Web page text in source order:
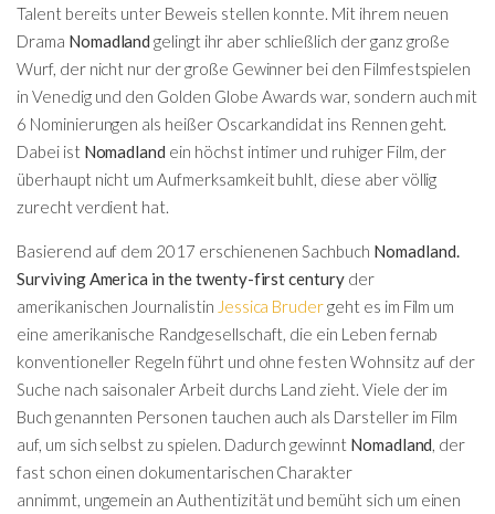
Talent bereits unter Beweis stellen konnte. Mit ihrem neuen
Drama Nomadlandgelingt ihr aber schließlich der ganz große
Wurf, der nicht nur der große Gewinner bei den Filmfestspielen
in Venedig und den Golden Globe Awards war, sondern auch mit
6 Nominierungen als heißer Oscarkandidat ins Rennen geht.
Dabei ist Nomadland ein höchst intimer und ruhiger Film, der
überhaupt nicht um Aufmerksamkeit buhlt, diese aber völlig
zurecht verdient hat.
Basierend auf dem 2017 erschienenen Sachbuch Nomadland.
Surviving America in the twenty-first centuryder
amerikanischen Journalistin Jessica Brudergeht es im Film um
eine amerikanische Randgesellschaft, die ein Leben fernab
konventioneller Regeln führt und ohne festen Wohnsitz auf der
Suche nach saisonaler Arbeit durchs Land zieht. Viele der im
Buch genannten Personen tauchen auch als Darsteller im Film
auf, um sich selbst zu spielen. Dadurch gewinnt Nomadland, der
fast schon einen dokumentarischen Charakter
annimmt, ungemein an Authentizität und bemüht sich um einen